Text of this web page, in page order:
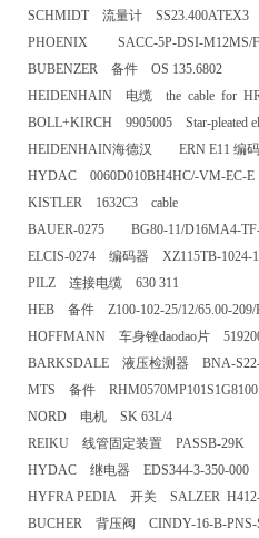
SCHMIDT 流量计 SS23.400ATEX3
PHOENIX SACC-5P-DSI-M12MS/
BUBENZER 备件 OS 135.6802
HEIDENHAIN 电缆 the cable for
BOLL+KIRCH 9905005 Star-pleated
HEIDENHAIN海德汉 ERN E11 编
HYDAC 0060D010BH4HC/-VM-EC-
KISTLER 1632C3 cable
BAUER-0275 BG80-11/D16MA4-
ELCIS-0274 编码器 XZ115TB-1024-
PILZ 连接电缆 630 311
HEB 备件 Z100-102-25/12/65.00-209/
HOFFMANN 车身锉daodao片
BARKSDALE 液压检测器 BNA-S22-
MTS 备件 RHM0570MP101S1G8100
NORD 电机 SK 63L/4
REIKU 线管固定装置 PASSB-29K
HYDAC 继电器 EDS344-3-350-000
HYFRA PEDIA 开关 SALZER H412-
BUCHER 背压阀 CINDY-16-B-PNS-